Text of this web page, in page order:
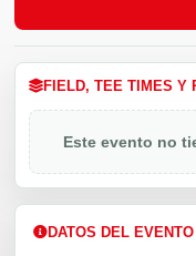
FIELD, TEE TIMES Y
Este evento no
DATOS DEL EVENTO